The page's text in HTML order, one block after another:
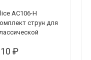
AC106-H
струн для
медь
₽